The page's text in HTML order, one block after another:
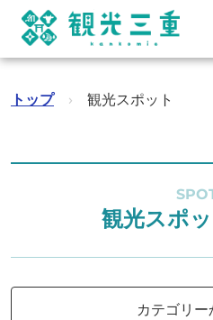
トップ › 観光スポット
観光スポ
カテゴリ